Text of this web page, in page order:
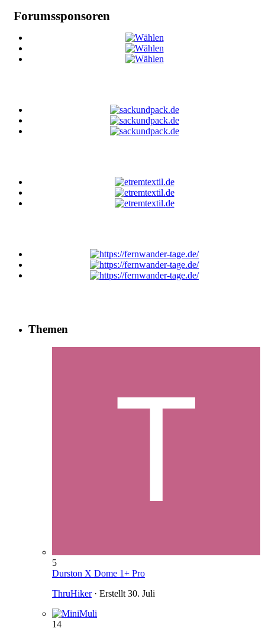
Forumssponsoren
Themen
5
Durston X Dome 1+ Pro
ThruHiker· Erstellt 30. Juli
14